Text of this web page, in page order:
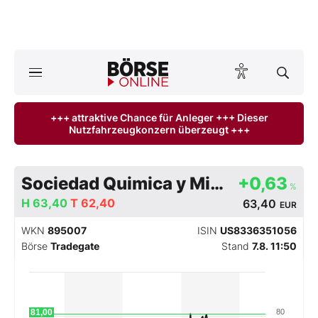
ktuelle Ausgabe BÖRSE ONLINE lesen
Finanz-Check
Abo & Shop
BO-Musterdepots
Experten
+++ attraktive Chance für Anleger +++ Dieser
Nutzfahrzeugkonzern überzeugt +++
Sociedad Quimica y Minera de Chile SA +0,63 %
63,40 EUR
H 63,40 T 62,40
WKN 895007 ISIN US8336351056
Börse Tradegate Stand 7.8. 11:50
80
81,00